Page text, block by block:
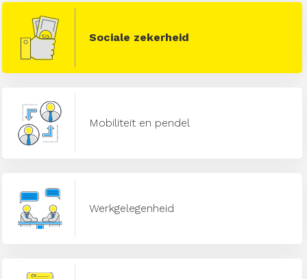
Sociale zekerheid
Mobiliteit en pendel
Werkgelegenheid